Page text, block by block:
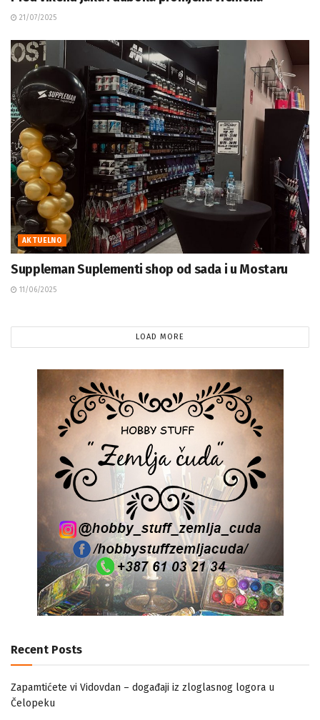
21/07/2025
AKTUELNO
Suppleman Suplementi shop od sada i u Mostaru
11/06/2025
LOAD MORE
Recent Posts
Zapamtićete vi Vidovdan – događaji iz zloglasnog logora u
Čelopeku